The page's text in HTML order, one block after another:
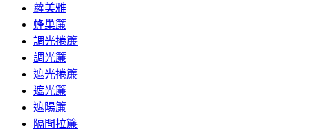
蘿美雅
蜂巢簾
調光捲簾
調光簾
遮光捲簾
遮光簾
遮陽簾
隔間拉簾